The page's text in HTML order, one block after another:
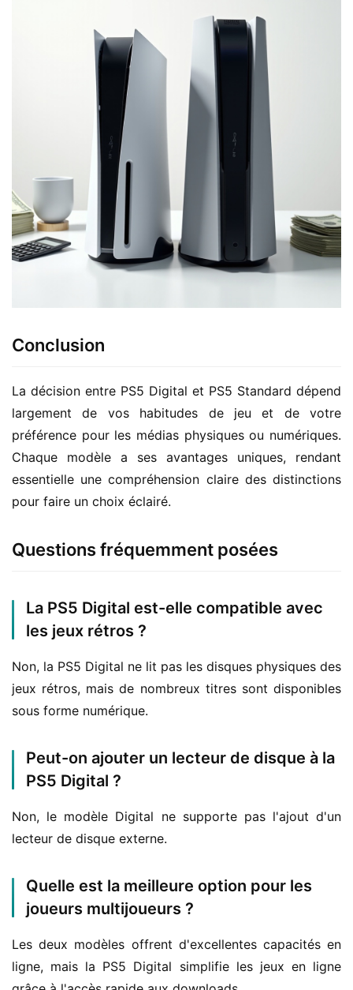
Conclusion
La décision entre PS5 Digital et PS5 Standard dépend
largement de vos habitudes de jeu et de votre
préférence pour les médias physiques ou numériques.
Chaque modèle a ses avantages uniques, rendant
essentielle une compréhension claire des distinctions
pour faire un choix éclairé.
Questions fréquemment posées
La PS5 Digital est-elle compatible avec
les jeux rétros ?
Non, la PS5 Digital ne lit pas les disques physiques des
jeux rétros, mais de nombreux titres sont disponibles
sous forme numérique.
Peut-on ajouter un lecteur de disque à la
PS5 Digital ?
Non, le modèle Digital ne supporte pas l'ajout d'un
lecteur de disque externe.
Quelle est la meilleure option pour les
joueurs multijoueurs ?
Les deux modèles offrent d'excellentes capacités en
ligne, mais la PS5 Digital simplifie les jeux en ligne